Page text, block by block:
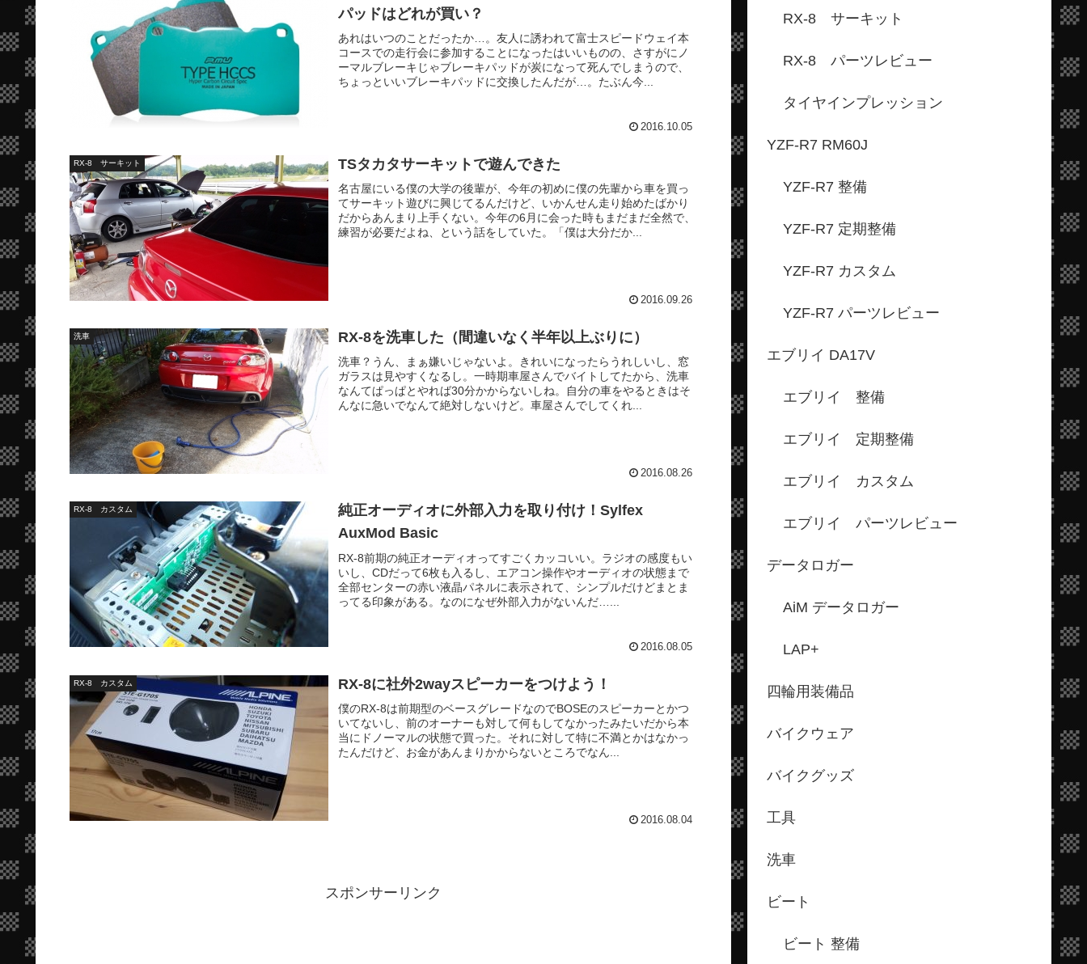
パッドはどれが買い？
あれはいつのことだったか…。友人に誘われて富士スピードウェイ本
コースでの走行会に参加することになったはいいものの、さすがにノ
ーマルブレーキじゃブレーキパッドが炭になって死んでしまうので、
ちょっといいブレーキパッドに交換したんだが…。たぶん今...
2016.10.05
RX-8 サーキット TSタカタサーキットで遊んできた
名古屋にいる僕の大学の後輩が、今年の初めに僕の先輩から車を買っ
てサーキット遊びに興じてるんだけど、いかんせん走り始めたばかり
だからあんまり上手くない。今年の6月に会った時もまだまだ全然で、
練習が必要だよね、という話をしていた。「僕は大分だか...
2016.09.26
洗車 RX-8を洗車した（間違いなく半年以上ぶりに）
洗車？うん、まぁ嫌いじゃないよ。きれいになったらうれしいし、窓
ガラスは見やすくなるし。一時期車屋さんでバイトしてたから、洗車
なんてぱっぱとやれば30分かからないしね。自分の車をやるときはそ
んなに急いでなんて絶対しないけど。車屋さんでしてくれ...
2016.08.26
RX-8 カスタム
純正オーディオに外部入力を取り付け！Sylfex
AuxMod Basic
RX-8前期の純正オーディオってすごくカッコいい。ラジオの感度もい
いし、CDだって6枚も入るし、エアコン操作やオーディオの状態まで
全部センターの赤い液晶パネルに表示されて、シンプルだけどまとま
ってる印象がある。なのになぜ外部入力がないんだ…...
2016.08.05
RX-8 カスタム RX-8に社外2wayスピーカーをつけよう！
僕のRX-8は前期型のベースグレードなのでBOSEのスピーカーとかつ
いてないし、前のオーナーも対して何もしてなかったみたいだから本
当にドノーマルの状態で買った。それに対して特に不満とかはなかっ
たんだけど、お金があんまりかからないところでなん...
2016.08.04
スポンサーリンク
RX-8 サーキット
RX-8 パーツレビュー
タイヤインプレッション
YZF-R7 RM60J
YZF-R7 整備
YZF-R7 定期整備
YZF-R7 カスタム
YZF-R7 パーツレビュー
エブリイ DA17V
エブリイ 整備
エブリイ 定期整備
エブリイ カスタム
エブリイ パーツレビュー
データロガー
AiM データロガー
LAP+
四輪用装備品
バイクウェア
バイクグッズ
工具
洗車
ビート
ビート 整備